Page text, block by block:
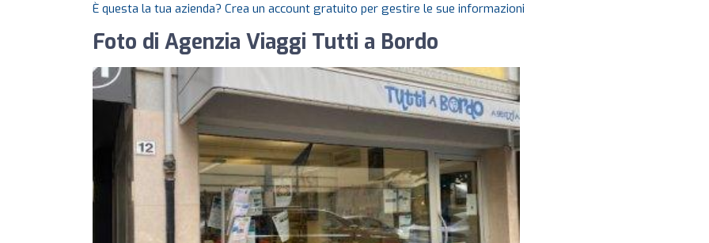
È questa la tua azienda? Crea un account gratuito per gestire le sue informazioni
Foto di Agenzia Viaggi Tutti a Bordo